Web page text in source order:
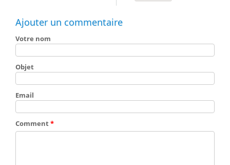
Ajouter un commentaire
Votre nom
Objet
Email
Comment*